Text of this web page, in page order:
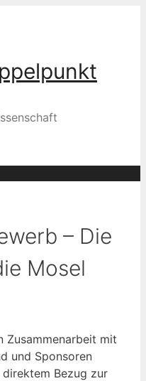
– Die
Mosel
Zusammenarbeit mit
und Sponsoren
Bezug zur